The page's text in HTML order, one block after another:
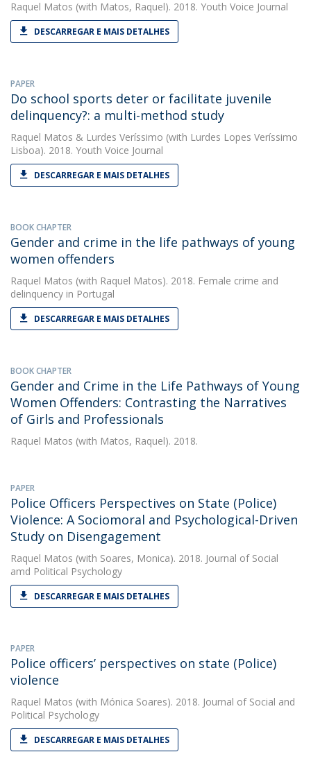
Raquel Matos (with Matos, Raquel). 2018. Youth Voice Journal
DESCARREGAR E MAIS DETALHES
PAPER
Do school sports deter or facilitate juvenile
delinquency?: a multi-method study
Raquel Matos & Lurdes Veríssimo (with Lurdes Lopes Veríssimo
Lisboa). 2018. Youth Voice Journal
DESCARREGAR E MAIS DETALHES
BOOK CHAPTER
Gender and crime in the life pathways of young
women offenders
Raquel Matos (with Raquel Matos). 2018. Female crime and
delinquency in Portugal
DESCARREGAR E MAIS DETALHES
BOOK CHAPTER
Gender and Crime in the Life Pathways of Young
Women Offenders: Contrasting the Narratives
of Girls and Professionals
Raquel Matos (with Matos, Raquel). 2018.
PAPER
Police Officers Perspectives on State (Police)
Violence: A Sociomoral and Psychological-Driven
Study on Disengagement
Raquel Matos (with Soares, Monica). 2018. Journal of Social
amd Political Psychology
DESCARREGAR E MAIS DETALHES
PAPER
Police officers’ perspectives on state (Police)
violence
Raquel Matos (with Mónica Soares). 2018. Journal of Social and
Political Psychology
DESCARREGAR E MAIS DETALHES